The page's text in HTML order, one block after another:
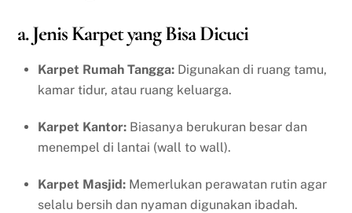
a. Jenis Karpet yang Bisa Dicuci
Karpet Rumah Tangga: Digunakan di ruang tamu,
kamar tidur, atau ruang keluarga.
Karpet Kantor: Biasanya berukuran besar dan
menempel di lantai (wall to wall).
Karpet Masjid: Memerlukan perawatan rutin agar
selalu bersih dan nyaman digunakan ibadah.